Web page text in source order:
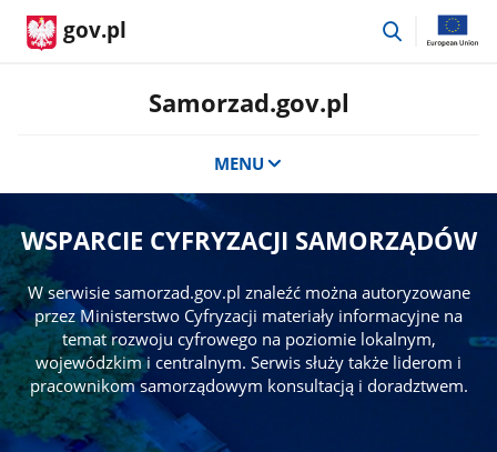
gov.pl
przejdź
Samorzad.gov.pl
MENU
WSPARCIE CYFRYZACJI SAMORZĄDÓW
W serwisie samorzad.gov.pl znaleźć można autoryzowane
przez Ministerstwo Cyfryzacji materiały informacyjne na
temat rozwoju cyfrowego na poziomie lokalnym,
wojewódzkim i centralnym. Serwis służy także liderom i
pracownikom samorządowym konsultacją i doradztwem.